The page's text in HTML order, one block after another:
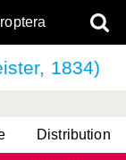
1834)
Distribution